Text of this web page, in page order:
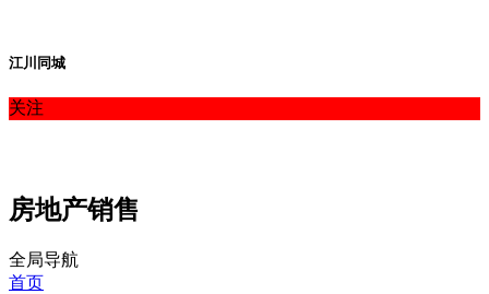
江川同城
关注
房地产销售
全局导航
首页